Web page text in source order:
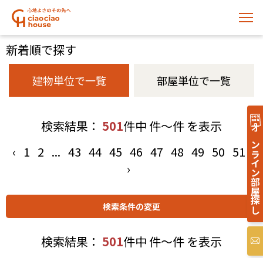
新着順で探す
建物単位で一覧 部屋単位で一覧
検索結果： 501件中 件～件 を表示
‹ 1 2 ... 43 44 45 46 47 48 49 50 51
›
検索結果： 501件中 件～件 を表示
オンライン部屋探し